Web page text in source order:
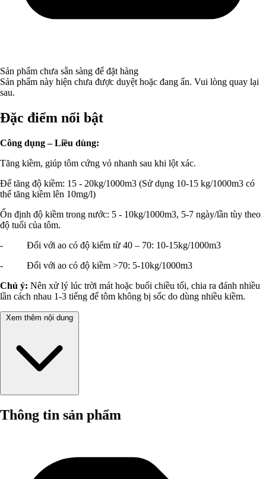
Sản phẩm chưa sẵn sàng để đặt hàng
Sản phẩm này hiện chưa được duyệt hoặc đang ẩn. Vui lòng quay lại
sau.
Đặc điểm nổi bật
Công dụng – Liều dùng:
Tăng kiềm, giúp tôm cứng vỏ nhanh sau khi lột xác.
Để tăng độ kiềm: 15 - 20kg/1000m3 (Sử dụng 10-15 kg/1000m3 có
thể tăng kiềm lên 10mg/l)
Ổn định độ kiềm trong nước: 5 - 10kg/1000m3, 5-7 ngày/lần tùy theo
độ tuổi của tôm.
- Đối với ao có độ kiểm từ 40 – 70: 10-15kg/1000m3
- Đối với ao có độ kiềm >70: 5-10kg/1000m3
Chú ý: Nên xử lý lúc trời mát hoặc buổi chiều tối, chia ra đánh nhiều
lần cách nhau 1-3 tiếng để tôm không bị sốc do dùng nhiều kiềm.
Xem thêm nội dung
Thông tin sản phẩm